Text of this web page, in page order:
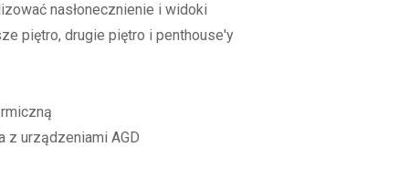
nasłonecznienie i widoki
piętro, drugie piętro i penthouse'y
z urządzeniami AGD